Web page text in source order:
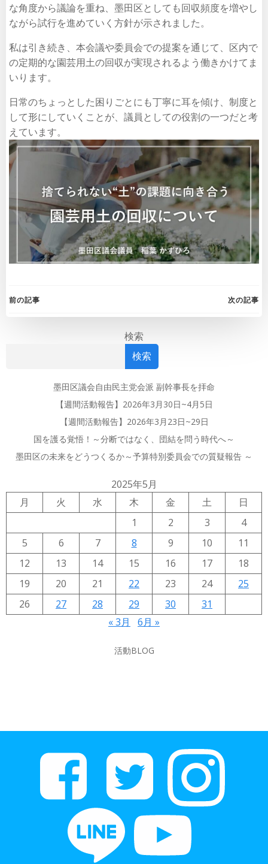
な角度から議論を重ね、墨田区としても回収頻度を増やし
ながら試行を進めていく方針が示されました。
私は引き続き、本会議や委員会での提案を通じて、区内で
の定期的な園芸用土の回収が実現されるよう働きかけてま
いります。
日常のちょっとした困りごとにも丁寧に耳を傾け、制度と
して形にしていくことが、議員としての役割の一つだと考
えています。
Post
前の記事
navigation
次の記事
検索
検索
墨田区議会自由民主党会派 副幹事長を拝命
【週間活動報告】2026年3月30日~4月5日
【週間活動報告】2026年3月23日~29日
国を護る覚悟！～分断ではなく、団結を問う時代へ～
墨田区の未来をどうつくるか～予算特別委員会での質疑報告 ～
2025年5月
月
火 水 木 金 土
日
1
2 3
4
5
6 7 8 9 10
11
12
13 14 15 16 17
18
19
20 21 22 23 24
25
26
27 28 29 30
31
« 3月
6月 »
活動BLOG